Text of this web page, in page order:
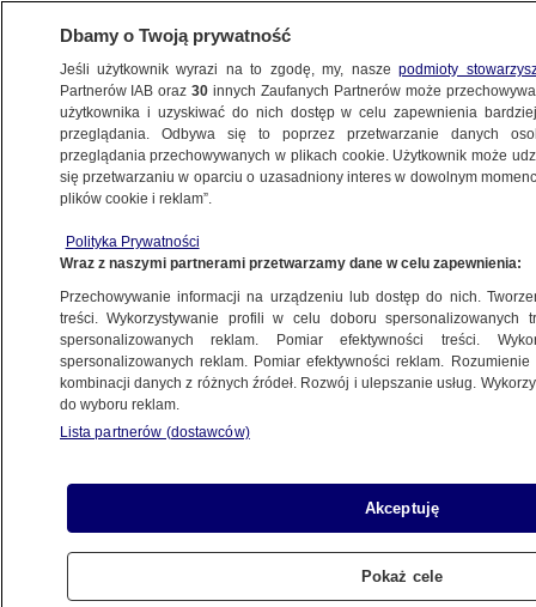
KRAKÓW
dziewięć miesięcy. Dyrektor Mocaku
odwołany
Oprac.Anna Winiarska
12.05.2026, 14:58
Posłuchaj artykułu
Dbamy o Twoją prywatność
Jeśli użytkownik wyrazi na to zgodę, my, naszepodmioty
Partnerów IAB oraz30 innych Zaufanych Partnerów może
użytkownika i uzyskiwać do nich dostęp w celu zapewnienia
przeglądania. Odbywa się to poprzez przetwarzanie danych
przeglądania przechowywanych w plikach cookie. Użytkownik może
się przetwarzaniu w oparciu o uzasadniony interes w dowolnym
plików cookie i reklam”.
Polityka Prywatności
Wraz z naszymi partnerami przetwarzamy dane w celu zapewnienia:
Przechowywanie informacji na urządzeniu lub dostęp do nich.
treści. Wykorzystywanie profili w celu doboru spersonalizowanych
spersonalizowanych reklam. Pomiar efektywności treści.
spersonalizowanych reklam. Pomiar efektywności reklam.
kombinacji danych z różnych źródeł. Rozwój i ulepszanie usług.
do wyboru reklam.
Lista partnerów (dostawców)
Akceptuję
Pokaż cele